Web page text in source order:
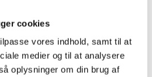
cookies
vores indhold, samt til at
medier og til at analysere
oplysninger om din brug af